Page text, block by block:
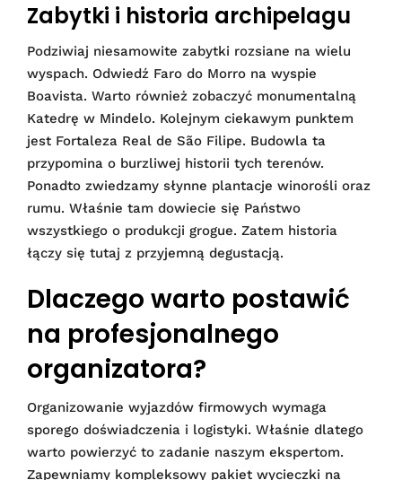
Zabytki i historia archipelagu
Podziwiaj niesamowite zabytki rozsiane na wielu
wyspach. Odwiedź Faro do Morro na wyspie
Boavista. Warto również zobaczyć monumentalną
Katedrę w Mindelo. Kolejnym ciekawym punktem
jest Fortaleza Real de São Filipe. Budowla ta
przypomina o burzliwej historii tych terenów.
Ponadto zwiedzamy słynne plantacje winorośli oraz
rumu. Właśnie tam dowiecie się Państwo
wszystkiego o produkcji grogue. Zatem historia
łączy się tutaj z przyjemną degustacją.
Dlaczego warto postawić
na profesjonalnego
organizatora?
Organizowanie wyjazdów firmowych wymaga
sporego doświadczenia i logistyki. Właśnie dlatego
warto powierzyć to zadanie naszym ekspertom.
Zapewniamy kompleksowy pakiet wycieczki na